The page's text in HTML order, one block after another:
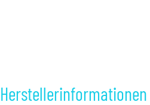
Herstellerinformationen